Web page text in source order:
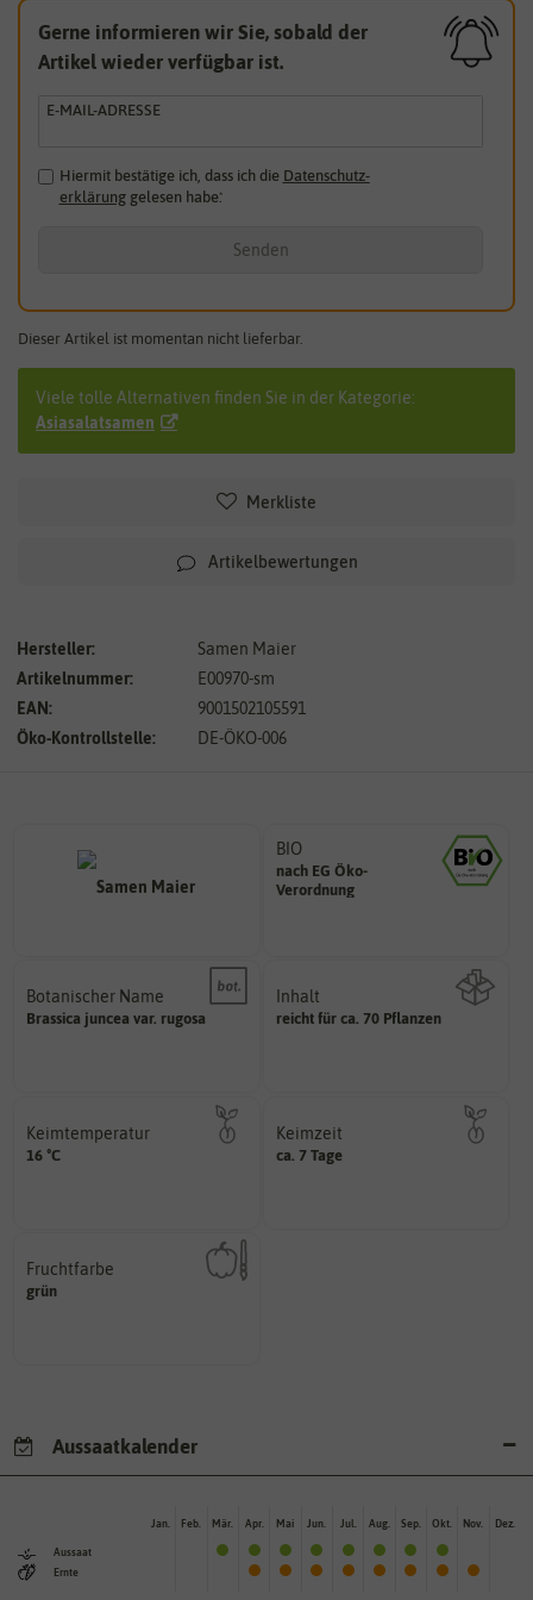
Gerne informieren wir Sie, sobald der
Artikel wieder verfügbar ist.
E-MAIL-ADRESSE
Hiermit bestätige ich, dass ich die Daten­schutz­
erklärunggelesen habe.*
Senden
Dieser Artikel ist momentan nicht lieferbar.
Viele tolle Alternativen finden Sie in der Kategorie:
Asiasalatsamen
Merkliste
Artikelbewertungen
Hersteller:
Samen Maier
Artikelnummer:
E00970-sm
EAN:
9001502105591
Öko-Kontrollstelle:
DE-ÖKO-006
BIO
nach EG Öko-
Verordnung
den Richtlinien der biologischen
Landwirtschaft arbeiten.
Inhalt
reicht für ca. 70 Pflanzen
Wie viel ist enthalten
Botanischer Name
Brassica juncea var. rugosa
Namen zur eindeutigen
Bestimmung der Pflanze.
Keimzeit
ca. 7 Tage
unter Idealbedingungen das
erste Keimblattpaar zeigt?
Keimtemperatur
16 °C
für die Keimung des Samenkorns
am idealsten?
Fruchtfarbe
grün
sie nach dem Reifungsprozess
hat.
Aussaatkalender
Aussaat
Ernte
Jan. Feb. Mär. Apr. Mai Jun. Jul. Aug. Sep. Okt. Nov. Dez.